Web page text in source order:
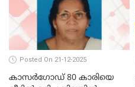
ആശുപത്രിയിലെത്തിച്ചു
Posted On 21-12-2025
കാസർഗോഡ് 80 കാരിയെ